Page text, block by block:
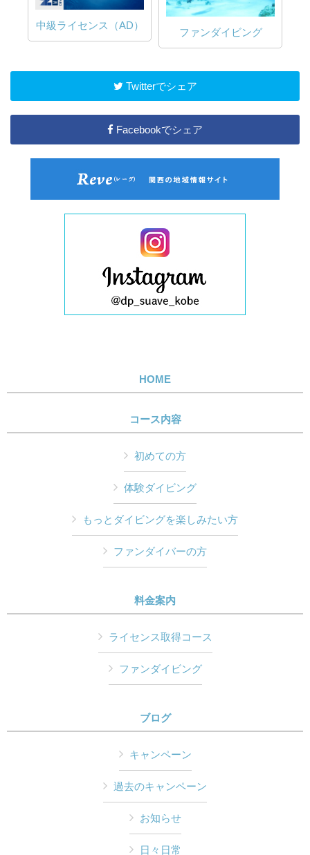
中級ライセンス（AD）
ファンダイビング
Twitterでシェア
Facebookでシェア
HOME
コース内容
初めての方
体験ダイビング
もっとダイビングを楽しみたい方
ファンダイバーの方
料金案内
ライセンス取得コース
ファンダイビング
ブログ
キャンペーン
過去のキャンペーン
お知らせ
日々日常